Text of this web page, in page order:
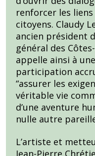
renforcer les
citoyens. Claudy
ancien président
général des
appelle ainsi à une
participation
“assurer les
véritable vie
d’une aventure
nulle autre
L’artiste et
Jean-Pierre